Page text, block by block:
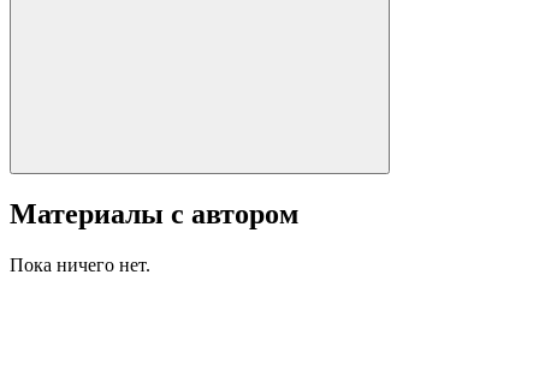
Материалы с автором
Пока ничего нет.